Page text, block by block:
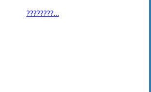
????????...